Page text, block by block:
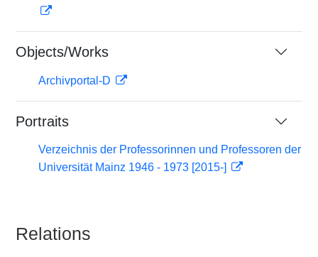
Objects/Works
Archivportal-D
Portraits
Verzeichnis der Professorinnen und Professoren der
Universität Mainz 1946 - 1973 [2015-]
Relations